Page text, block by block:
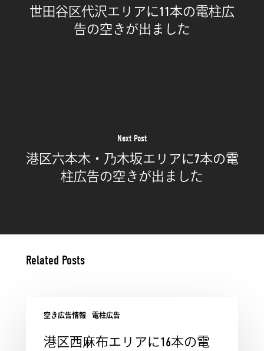
世田谷区代沢エリアに11本の電柱広
告の空きが出ました
Next Post
港区六本木・乃木坂エリアに7本の電
柱広告の空きが出ました
Related Posts
空き広告情報 電柱広告
港区西麻布エリアに16本の電